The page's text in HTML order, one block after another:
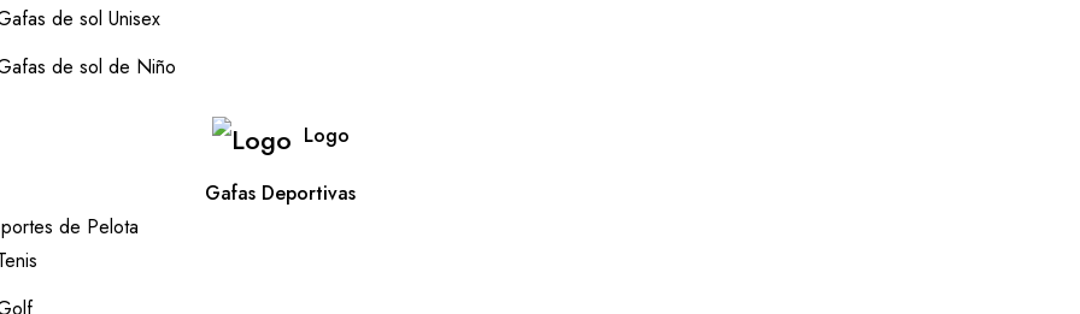
de sol Unisex
de sol de Niño
Logo
Gafas Deportivas
de Pelota